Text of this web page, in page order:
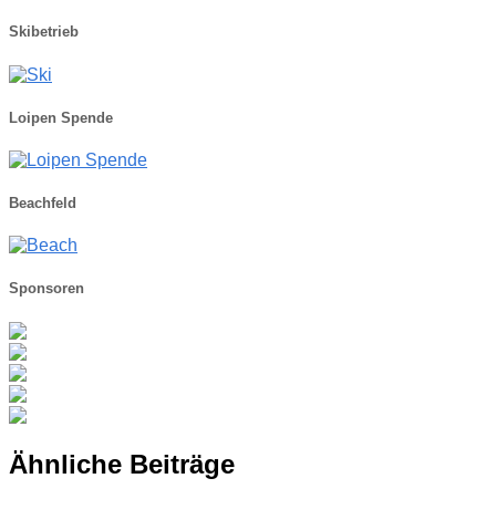
Skibetrieb
Loipen Spende
Beachfeld
Sponsoren
Ähnliche Beiträge